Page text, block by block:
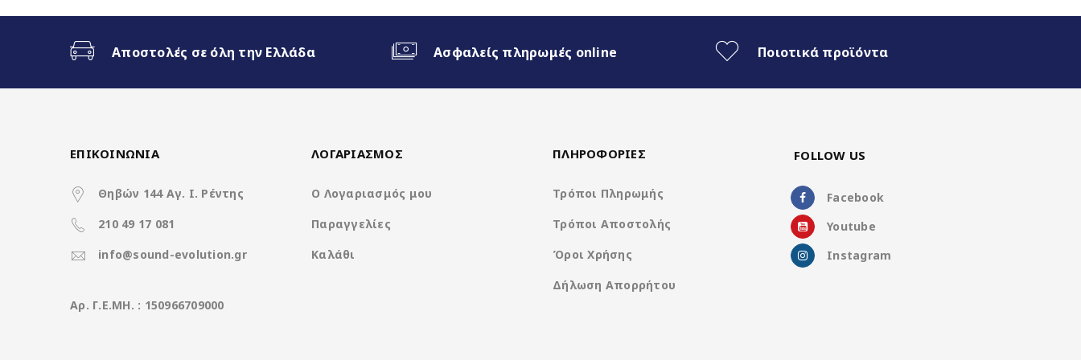
Fast Boot 1-2sec
Ασύρματο CarPlay & Ασύρματο Android Auto
Διαχωρισμός Οθόνης (Split Screen)
4x50Watt με DSP
Χαρακτηριστικά
Operation System
Αποστολές σε όλη την Ελλάδα Ασφαλείς πληρωμές online Ποιοτικά προϊόντα
ΕΠΙΚΟΙΝΩΝΙΑ
Θηβών 144 Αγ. Ι. Ρέντης
210 49 17 081
info@sound-evolution.gr
Aρ. Γ.Ε.ΜΗ. : 150966709000
ΛΟΓΑΡΙΑΣΜΟΣ
Ο Λογαριασμός μου
Παραγγελίες
Καλάθι
ΠΛΗΡΟΦΟΡΙΕΣ
Τρόποι Πληρωμής
Τρόποι Αποστολής
Όροι Χρήσης
Δήλωση Απορρήτου
FOLLOW US
Facebook
Youtube
Instagram